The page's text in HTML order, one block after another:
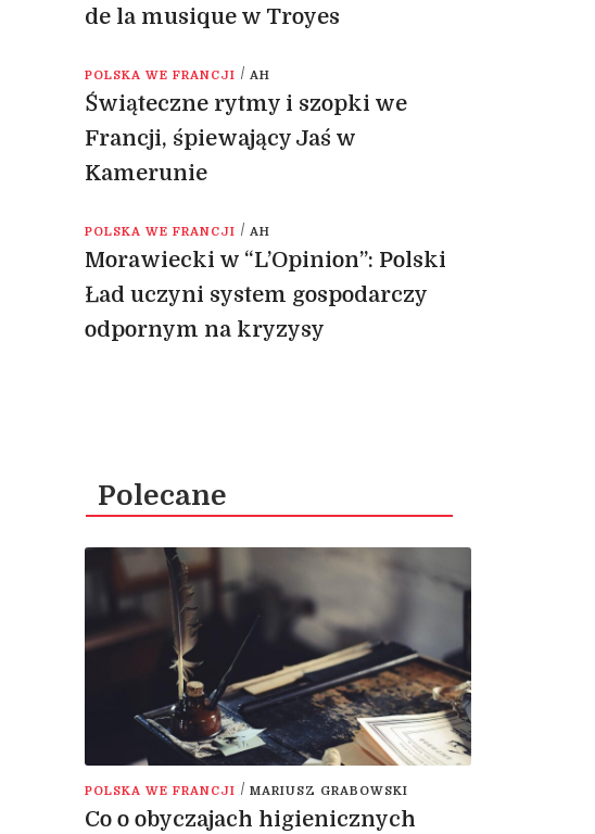
de la musique w Troyes
POLSKA WE FRANCJI / AH
Świąteczne rytmy i szopki we
Francji, śpiewający Jaś w
Kamerunie
POLSKA WE FRANCJI / AH
Morawiecki w “L’Opinion”: Polski
Ład uczyni system gospodarczy
odpornym na kryzysy
Polecane
POLSKA WE FRANCJI / MARIUSZ GRABOWSKI
Co o obyczajach higienicznych